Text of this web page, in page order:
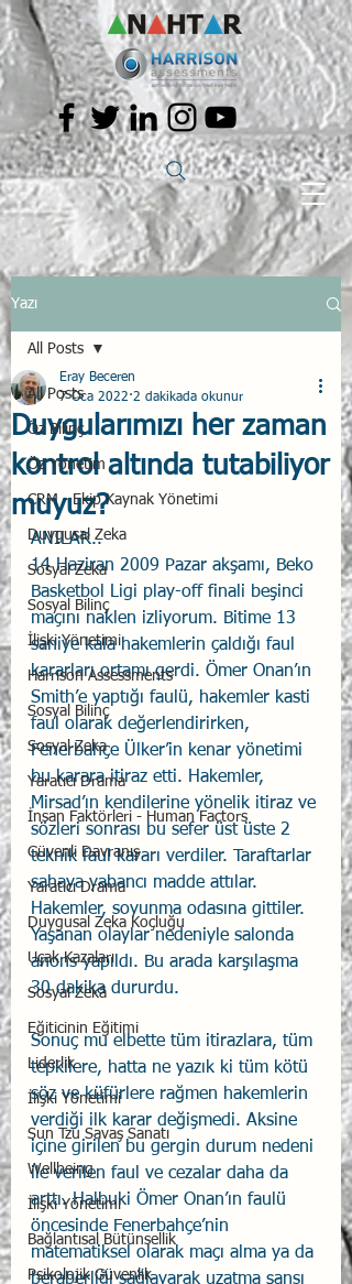
Yazı
All Posts
Öz Bilinç
Öz Yönetim
CRM - Ekip Kaynak Yönetimi
Duygusal Zeka
Sosyal Zeka
Sosyal Bilinç
İlişki Yönetimi
Harrison Assessments
Sosyal Bilinç
Sosyal Zeka
Yaratıcı Drama
İnsan Faktörleri - Human Factors
Güvenli Davranış
Yaratıcı Drama
Duygusal Zeka Koçluğu
Uçak Kazaları
Sosyal Zekâ
Eğiticinin Eğitimi
Liderlik
İlişki Yönetimi
Sun Tzu Savaş Sanatı
Wellbeing
İlişki Yönetimi
Bağlantısal Bütünsellik
Psikolojik Güvenlik
All Posts
Duygularımızı her zaman
kontrol altında tutabiliyor
muyuz?
Eray Beceren
7 Oca 2022 2 dakikada okunur
ANILAR..
14 Haziran 2009 Pazar akşamı, Beko
Basketbol Ligi play-off finali beşinci
maçını naklen izliyorum. Bitime 13
saniye kala hakemlerin çaldığı faul
kararları ortamı gerdi. Ömer Onan’ın
Smith’e yaptığı faulü, hakemler kasti
faul olarak değerlendirirken,
Fenerbahçe Ülker’in kenar yönetimi
bu karara itiraz etti. Hakemler,
Mirsad’ın kendilerine yönelik itiraz ve
sözleri sonrası bu sefer üst üste 2
teknik faul kararı verdiler. Taraftarlar
sahaya yabancı madde attılar.
Hakemler, soyunma odasına gittiler.
Yaşanan olaylar nedeniyle salonda
anons yapıldı. Bu arada karşılaşma
30 dakika dururdu.
Sonuç mu elbette tüm itirazlara, tüm
tepkilere, hatta ne yazık ki tüm kötü
söz ve küfürlere rağmen hakemlerin
verdiği ilk karar değişmedi. Aksine
içine girilen bu gergin durum nedeni
ile verilen faul ve cezalar daha da
arttı. Halbuki Ömer Onan’ın faulü
öncesinde Fenerbahçe’nin
matematiksel olarak maçı alma ya da
beraberliği sağlayarak uzatma şansı